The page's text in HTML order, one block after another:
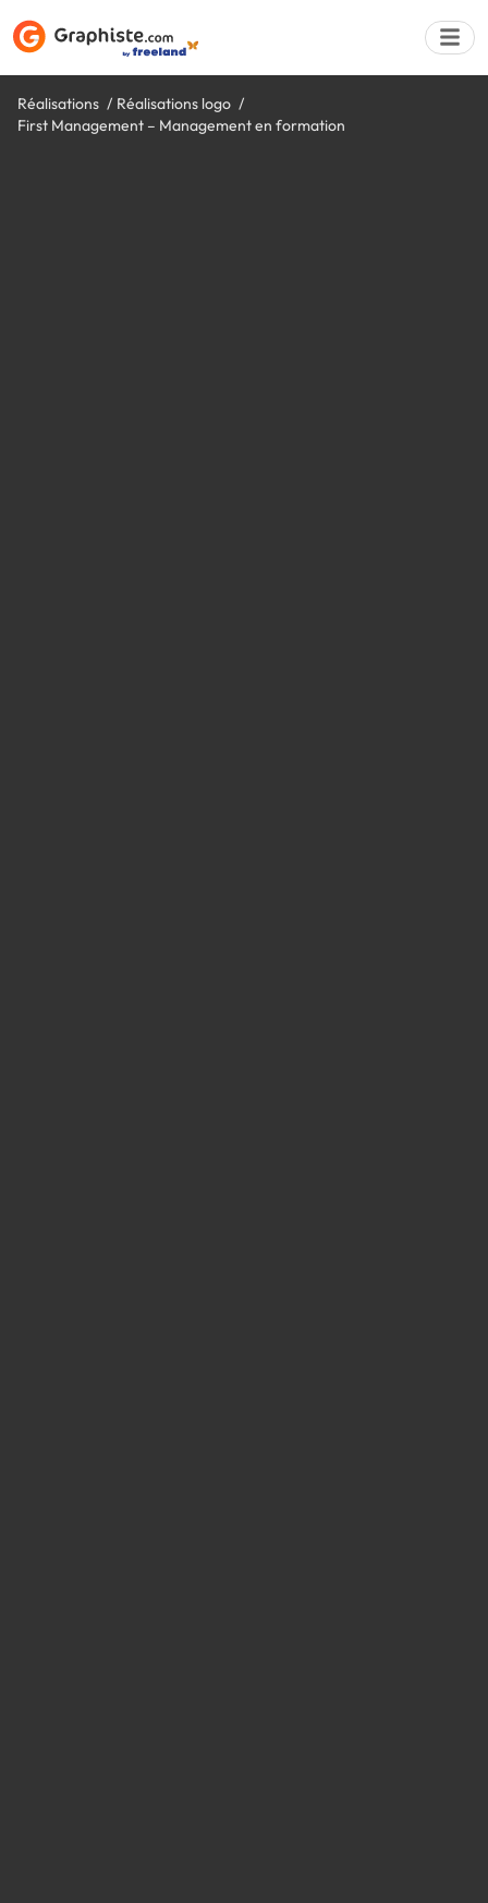
Réalisations
Réalisations logo
First Management – Management en formation